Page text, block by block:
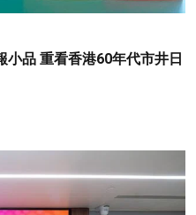
品 重看香港60年代市井日